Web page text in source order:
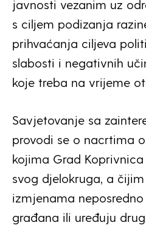
javnosti vezanim uz
s ciljem podizanja
prihvaćanja ciljeva
slabosti i negativnih
koje treba na vrijeme
Savjetovanje sa
provodi se o nacrtima
kojima Grad
svog djelokruga, a
izmjenama
građana ili uređuju